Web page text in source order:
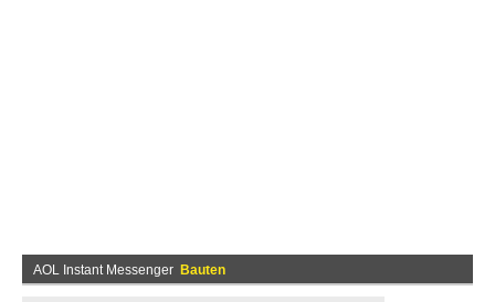
AOL Instant Messenger Bauten